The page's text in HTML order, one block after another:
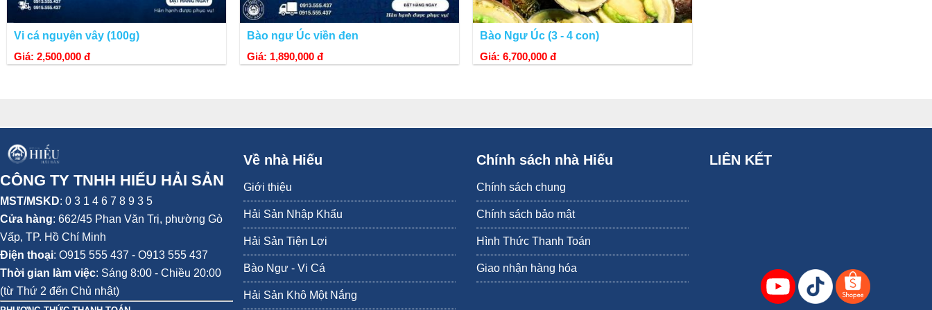
Bào ngư viền xanh Tasmania của Úc tại Hiếu Hải Sản.
MUA BÀO NGƯ ÚC CHẤT LƯỢNG Ở ĐÂU?
Vi cá nguyên vây (100g)
Giá: 2,500,000 đ
Bào ngư Úc viền đen
Giá: 1,890,000 đ
Bào Ngư Úc (3 - 4 con)
Giá: 6,700,000 đ
CÔNG TY TNHH HIẾU HẢI SẢN
MST/MSKD: 0 3 1 4 6 7 8 9 3 5
Cửa hàng: 662/45 Phan Văn Trị, phường Gò
Vấp, TP. Hồ Chí Minh
Điện thoại: O915 555 437 - O913 555 437
Thời gian làm việc: Sáng 8:00 - Chiều 20:00
(từ Thứ 2 đến Chủ nhật)
Về nhà Hiếu
Giới thiệu
Hải Sản Nhập Khẩu
Hải Sản Tiện Lợi
Bào Ngư - Vi Cá
Hải Sản Khô Một Nắng
Chính sách nhà Hiếu
Chính sách chung
Chính sách bảo mật
Hình Thức Thanh Toán
Giao nhận hàng hóa
LIÊN KẾT